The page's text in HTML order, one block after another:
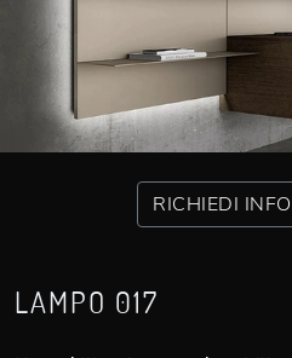
RICHIEDI
LAMPO 017